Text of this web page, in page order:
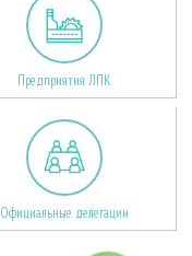
Предприятия ЛПК
Официальные делегации